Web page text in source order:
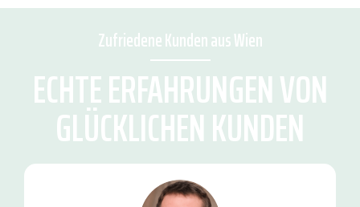
Zufriedene Kunden aus Wien
ECHTE ERFAHRUNGEN VON
GLÜCKLICHEN KUNDEN